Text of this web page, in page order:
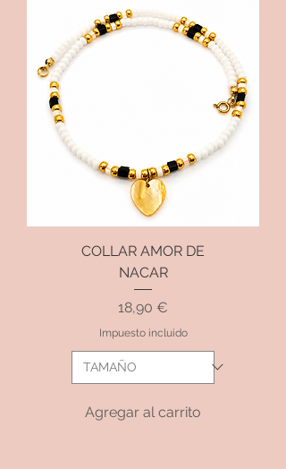
COLLAR AMOR DE
NACAR
Precio
18,90 €
Impuesto incluido
Agregar al carrito